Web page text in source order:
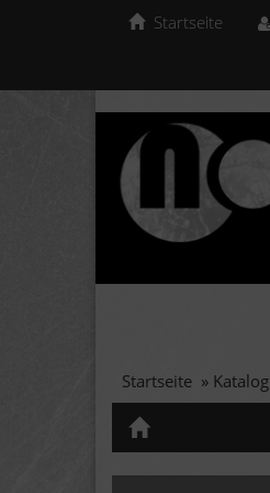
Startseite
Startseite » Katalog